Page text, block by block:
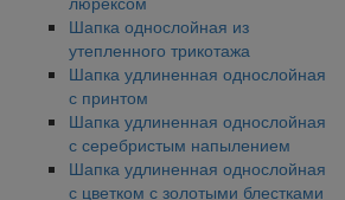
Шапка однослойная из
утепленного трикотажа
Шапка удлиненная однослойная
с принтом
Шапка удлиненная однослойная
с серебристым напылением
Шапка удлиненная однослойная
с цветком с золотыми блестками